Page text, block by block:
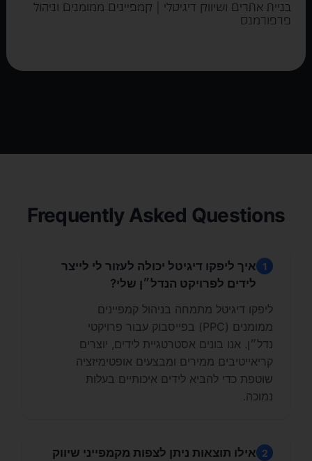
בניית אתרים ושיווק דיגיטלי | קמפיינים ממומנים וניהול
פרפורמנס
Frequently Asked Questions
1
איך ליפקו דיגיטל יכולה לעזור לי לייצר
לידים לפרויקט הנדל״ן שלי?
ליפקו דיגיטל מתמחה בניהול קמפיינים
ממומנים (PPC) בפייסבוק עבור פרויקטי
נדל״ן. אנו בונים אסטרטגיית לידים, יוצרים
קריאייטיבים ממירים ומבצעים אופטימיזציה
שוטפת כדי להביא לידים איכותיים בעלות
נמוכה.
2 אילו תוצאות ניתן לצפות מקמפייני שיווק